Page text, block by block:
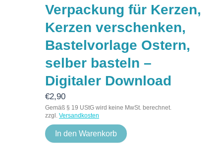
Verpackung für Kerzen,
Kerzen verschenken,
Bastelvorlage Ostern,
selber basteln –
Digitaler Download
€2,90
Gemäß § 19 UStG wird keine MwSt. berechnet.
zzgl. Versandkosten
In den Warenkorb